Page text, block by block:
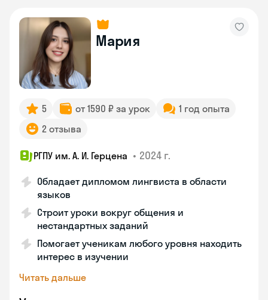
Мария
5 от 1590 ₽ за урок
1 год опыта
2 отзыва
РГПУ им. А. И. Герцена • 2024 г.
Обладает дипломом лингвиста в области
языков
Строит уроки вокруг общения и
нестандартных заданий
Помогает ученикам любого уровня находить
интерес в изучении
Читать дальше